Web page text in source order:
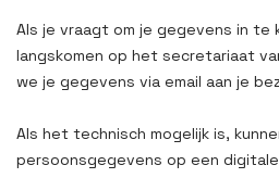
Als je vraagt om je gegevens in te
langskomen op het secretariaat
we je gegevens via email aan je
Als het technisch mogelijk is,
persoonsgegevens op een